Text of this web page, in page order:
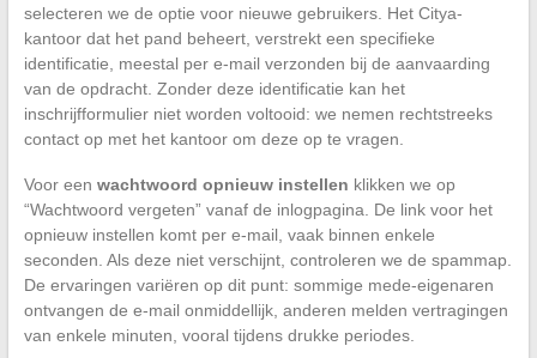
selecteren we de optie voor nieuwe gebruikers. Het Citya-
kantoor dat het pand beheert, verstrekt een specifieke
identificatie, meestal per e-mail verzonden bij de aanvaarding
van de opdracht. Zonder deze identificatie kan het
inschrijfformulier niet worden voltooid: we nemen rechtstreeks
contact op met het kantoor om deze op te vragen.
Voor een wachtwoord opnieuw instellen klikken we op
“Wachtwoord vergeten” vanaf de inlogpagina. De link voor het
opnieuw instellen komt per e-mail, vaak binnen enkele
seconden. Als deze niet verschijnt, controleren we de spammap.
De ervaringen variëren op dit punt: sommige mede-eigenaren
ontvangen de e-mail onmiddellijk, anderen melden vertragingen
van enkele minuten, vooral tijdens drukke periodes.